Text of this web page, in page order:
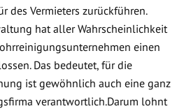
des Vermieters zurückführen.
hat aller Wahrscheinlichkeit
einen
Das bedeutet, für die
ist gewöhnlich auch eine ganz
verantwortlich.Darum lohnt